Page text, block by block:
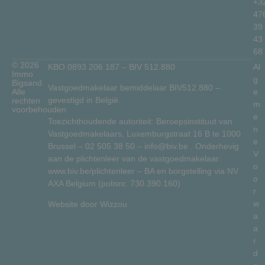
39
43
68
© 2026
Immo
Bigsand.
Alle
rechten
voorbehouden
KBO 0893 206 187 – BIV 512.880
Vastgoedmakelaar bemiddelaar BIV512.880 –
gevestigd in België.
Toezichthoudende autoriteit: Beroepsinstituut van
Vastgoedmakelaars, Luxemburgstraat 16 B te 1000
Brussel – 02 505 38 50 – info@biv.be . Onderhevig
aan de plichtenleer van de vastgoedmakelaar:
www.biv.be/plichtenleer – BA en borgstelling via NV
AXA Belgium (polisnr. 730.390.160)
Website door Wizzou
Al
g
e
m
e
n
e
V
o
o
r
w
a
a
r
d